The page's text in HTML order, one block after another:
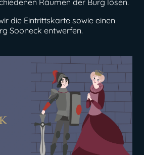
die Eintrittskarte sowie einen
Sooneck entwerfen.